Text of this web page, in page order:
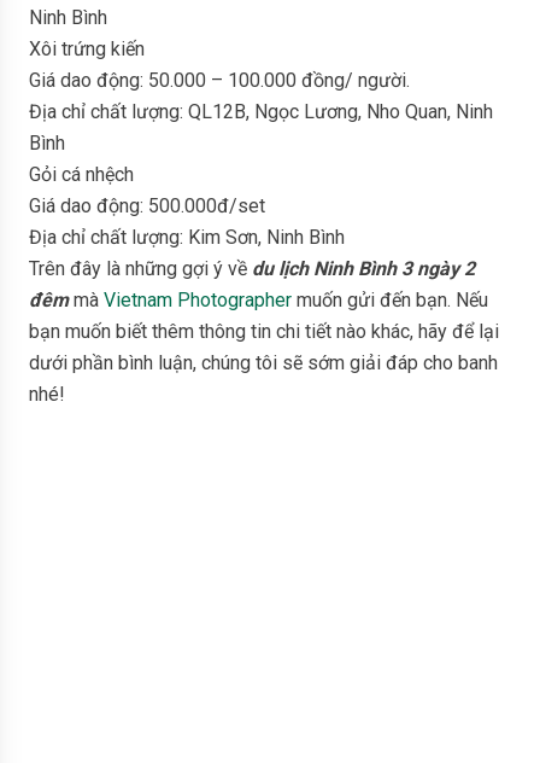
Ninh Bình
Xôi trứng kiến
Giá dao động: 50.000 – 100.000 đồng/ người.
Địa chỉ chất lượng: QL12B, Ngọc Lương, Nho Quan, Ninh
Bình
Gỏi cá nhệch
Giá dao động: 500.000đ/set
Địa chỉ chất lượng: Kim Sơn, Ninh Bình
Trên đây là những gợi ý về du lịch Ninh Bình 3 ngày 2
đêmmà Vietnam Photographer muốn gửi đến bạn. Nếu
bạn muốn biết thêm thông tin chi tiết nào khác, hãy để lại
dưới phần bình luận, chúng tôi sẽ sớm giải đáp cho banh
nhé!